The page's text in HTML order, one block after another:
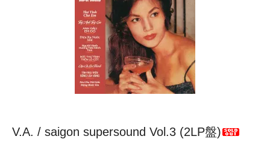
V.A. / saigon supersound Vol.3 (2LP盤)